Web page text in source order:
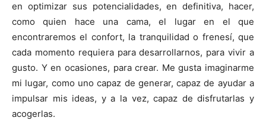
en optimizar sus potencialidades, en definitiva, hacer,
como quien hace una cama, el lugar en el que
encontraremos el confort, la tranquilidad o frenesí, que
cada momento requiera para desarrollarnos, para vivir a
gusto. Y en ocasiones, para crear. Me gusta imaginarme
mi lugar, como uno capaz de generar, capaz de ayudar a
impulsar mis ideas, y a la vez, capaz de disfrutarlas y
acogerlas.